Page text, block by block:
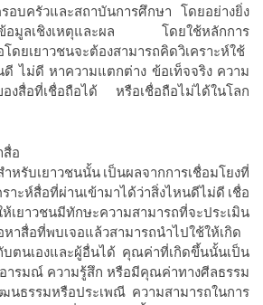
อบครัวและสถาบันการศึกษา
โดยอย่างยิ่ง
มูลเชิงเหตุและผล
โดยใช้หลักการ
ดยเยาวชนจะต้องสามารถคิดวิเคราะห์ใช้
ดี ไม่ดี หาความแตกต่าง ข้อเท็จจริง ความ
งสื่อที่เชื่อถือได้
หรือเชื่อถือไม่ได้ในโลก
สื่อ
ำหรับเยาวชนนั้น เป็นผลจากการเชื่อมโยงที่
าะห์สื่อที่ผ่านเข้ามาได้ว่าสิ่งไหนดีไม่ดี เชื่อ
ห้เยาวชนมีทักษะความสามารถที่จะประเมิน
าสื่อที่พบเจอแล้วสามารถนำไปใช้ให้เกิด
ตนเองและผู้อื่นได้ คุณค่าที่เกิดขึ้นนั้นเป็น
อารมณ์ ความรู้สึก หรือมีคุณค่าทางศีลธรรม
นธรรมหรือประเพณี ความสามารถในการ